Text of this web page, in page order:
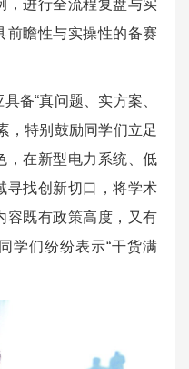
，进行全流程复盘与实
前瞻性与实操性的备赛
备“真问题、实方案、
，特别鼓励同学们立足
，在新型电力系统、低
寻找创新切口，将学术
容既有政策高度，又有
学们纷纷表示“干货满